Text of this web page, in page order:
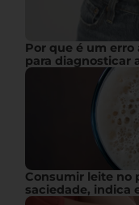
Por que é um erro
para diagnosticar
Consumir leite no
saciedade, indica